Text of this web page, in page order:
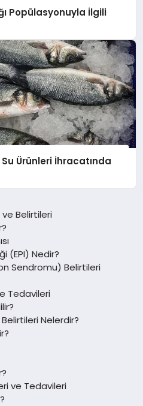
Popülasyonuyla İlgili
Ürünleri İhracatında
Belirtileri
(EPI) Nedir?
Sendromu) Belirtileri
Tedavileri
Nelerdir?
ve Tedavileri